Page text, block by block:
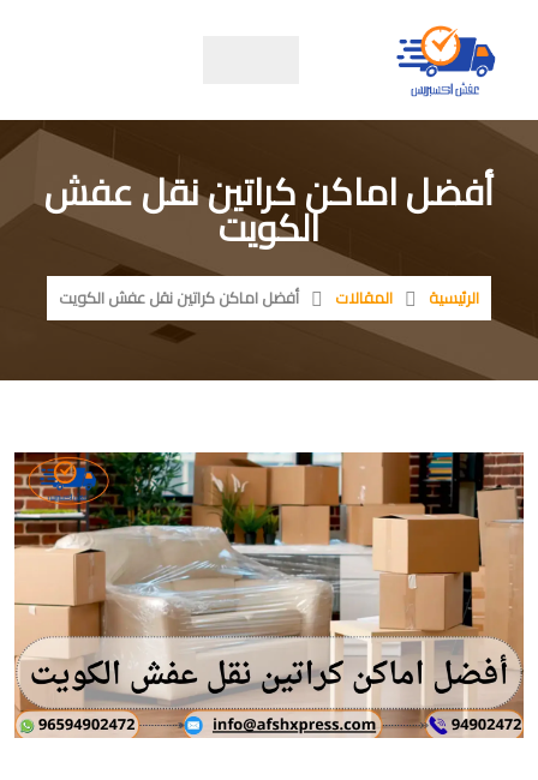
أفضل اماكن كراتين نقل عفش
الكويت
الرئيسية المقالات أفضل اماكن كراتين نقل عفش الكويت